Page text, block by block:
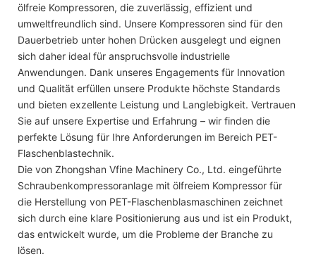
ölfreie Kompressoren, die zuverlässig, effizient und
umweltfreundlich sind. Unsere Kompressoren sind für den
Dauerbetrieb unter hohen Drücken ausgelegt und eignen
sich daher ideal für anspruchsvolle industrielle
Anwendungen. Dank unseres Engagements für Innovation
und Qualität erfüllen unsere Produkte höchste Standards
und bieten exzellente Leistung und Langlebigkeit. Vertrauen
Sie auf unsere Expertise und Erfahrung – wir finden die
perfekte Lösung für Ihre Anforderungen im Bereich PET-
Flaschenblastechnik.
Die von Zhongshan Vfine Machinery Co., Ltd. eingeführte
Schraubenkompressoranlage mit ölfreiem Kompressor für
die Herstellung von PET-Flaschenblasmaschinen zeichnet
sich durch eine klare Positionierung aus und ist ein Produkt,
das entwickelt wurde, um die Probleme der Branche zu
lösen.